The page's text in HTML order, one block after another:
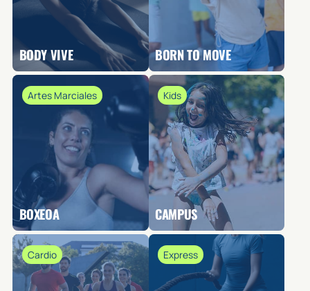
BODY VIVE BORN TO MOVE
Artes Marciales
BOXEOA
Kids
CAMPUS
Cardio Express